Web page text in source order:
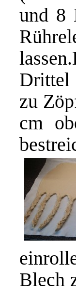
und 8
Drittel
zu
cm
Blech